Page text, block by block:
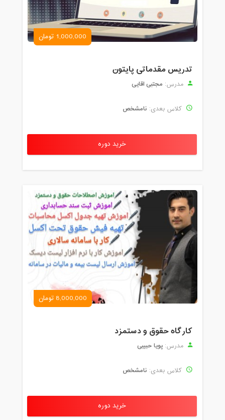
1,000,000 تومان
تدریس مقدماتی پایتون
مدرس: مجتبی اقایی
کلاس بعدی: نامشخص
خرید دوره
8,000,000 تومان
کارگاه حقوق و دستمزد
مدرس: پویا حبیبی
کلاس بعدی: نامشخص
خرید دوره